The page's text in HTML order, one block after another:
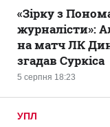
5 серпня 18:23
«Зірку з
журналісти»:
на матч ЛК
згадав Суркіса
УПЛ